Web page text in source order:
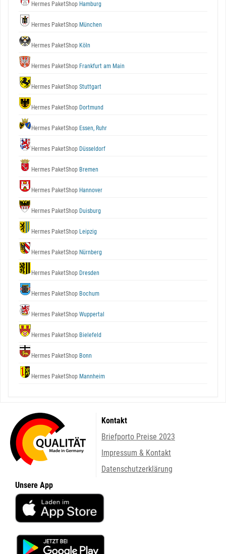
Hermes PaketShop Hamburg
Hermes PaketShop München
Hermes PaketShop Köln
Hermes PaketShop Frankfurt am Main
Hermes PaketShop Stuttgart
Hermes PaketShop Dortmund
Hermes PaketShop Essen, Ruhr
Hermes PaketShop Düsseldorf
Hermes PaketShop Bremen
Hermes PaketShop Hannover
Hermes PaketShop Duisburg
Hermes PaketShop Leipzig
Hermes PaketShop Nürnberg
Hermes PaketShop Dresden
Hermes PaketShop Bochum
Hermes PaketShop Wuppertal
Hermes PaketShop Bielefeld
Hermes PaketShop Bonn
Hermes PaketShop Mannheim
Kontakt
Briefporto Preise 2023
Impressum & Kontakt
Datenschutzerklärung
Unsere App